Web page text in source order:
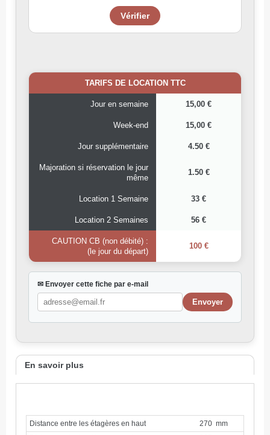
TARIFS DE LOCATION TTC
Jour en semaine 15,00 €
Week-end 15,00 €
Jour supplémentaire 4.50 €
Majoration si réservation le jour
même
1.50 €
Location 1 Semaine 33 €
Location 2 Semaines 56 €
CAUTION CB (non débité) :
(le jour du départ)
100 €
✉ Envoyer cette fiche par e-mail
En savoir plus
Distance entre les étagères en haut
270 mm